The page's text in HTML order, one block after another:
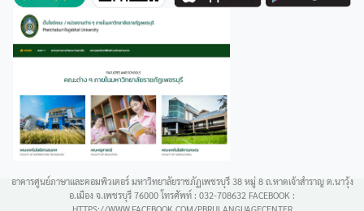
อาคารศูนย์ภาษาและคอมพิวเตอร์ มหาวิทยาลัยราชภัฏเพชรบุรี 38 หมู่ 8 ถ.หาดเจ้าสำราญ ต.นาวุ้ง
อ.เมือง จ.เพชรบุรี 76000 โทรศัพท์ : 032-708632 FACEBOOK :
HTTPS://WWW.FACEBOOK.COM/PBRULANGUAGECENTER